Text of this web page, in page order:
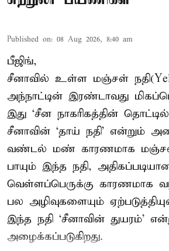
Published on: 08 Aug 2026, 8:40 am
பீஜிங்,
சீனாவில் உள்ள மஞ்சள்
அந்நாட்டின் இரண்டாவது
இது ‘சீன நாகரிகத்தின்
சீனாவின் ‘தாய் நதி’ என்றும்
வண்டல் மண் காரணமாக மஞ்சள்
பாயும் இந்த நதி,
வெள்ளப்பெருக்கு காரணமாக
பல அழிவுகளையும்
இந்த நதி ‘சீனாவின் துயரம்’
அழைக்கப்படுகிறது.